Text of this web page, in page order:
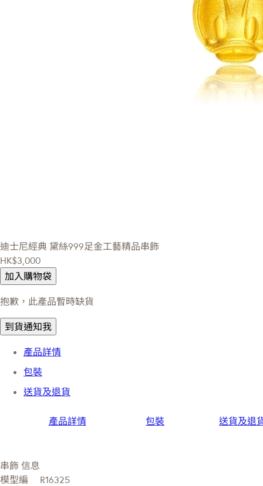
迪士尼經典 黛絲999足金工藝精品串飾
HK$3,000
加入購物袋
抱歉，此產品暫時缺貨
到貨通知我
產品詳情
包裝
送貨及退貨
產品詳情 包裝 送貨及退
串飾 信息
模型編
R16325